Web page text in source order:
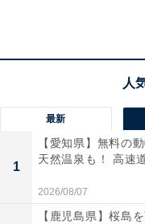
個包装なのでシェア
所で個包装に包んだ
しい点ですね。
容量は1個あたり約
練り込んだ生地のロ
最新
1
【愛知県】無料の
天然温泉も！ 高速
2026/08/07
【鹿児島県】桜島